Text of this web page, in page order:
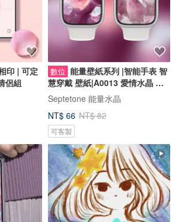
可定
侶組
數位 能量壁紙系列 |智能手表 智
慧穿戴 壁紙|A0013 愛情水晶 粉
晶姻緣
Septetone 能量水晶
NT$ 66 NT$ 82
可客製